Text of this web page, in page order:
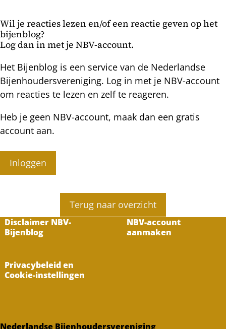
Wil je reacties lezen en/of een reactie geven op het
bijenblog?
Log dan in met je NBV-account.
Het Bijenblog is een service van de Nederlandse
Bijenhoudersvereniging. Log in met je NBV-account
om reacties te lezen en zelf te reageren.
Heb je geen NBV-account, maak dan een gratis
account aan.
Inloggen
Terug naar overzicht
Disclaimer NBV-
Bijenblog
NBV-account
aanmaken
Privacybeleid en
Cookie-instellingen
Nederlandse Bijenhoudersvereniging